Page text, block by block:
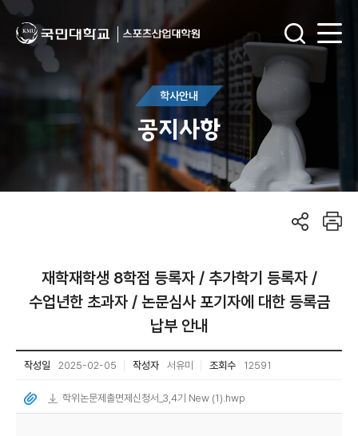
학사안내
공지사항
재학재학생 8학점 등록자 / 추가학기 등록자 /
수업년한 초과자 / 논문심사 포기자에 대한 등록금
납부 안내
작성일 2025-02-05 작성자 서유미 조회수 12591
학위논문제출면제신청서_3,4기 New (1).hwp